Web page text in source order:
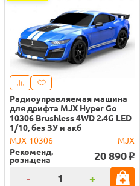
Радиоуправляемая машина
для дрифта MJX Hyper Go
10306 Brushless 4WD 2.4G LED
1/10, без ЗУ и акб
MJX-10306
MJX
Рекоменд.
розн.цена 20 890 o
- +